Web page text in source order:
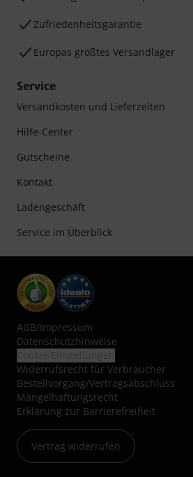
Zufriedenheitsgarantie
Europas größtes Versandlager
Service
Versandkosten und Lieferzeiten
Hilfe-Center
Gutscheine
Kontakt
Ladengeschäft
Service im Überblick
AGB/Impressum
Datenschutzhinweise
Widerrufsrecht für Verbraucher
Bestellvorgang/Vertragsabschluss
Mängelhaftungsrecht
Erklärung zur Barrierefreiheit
Vertrag widerrufen